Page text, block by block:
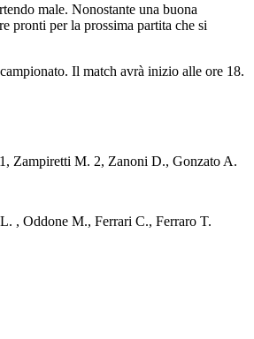
male. Nonostante una buona
pronti per la prossima partita che si
Il match avrà inizio alle ore 18.
Zampiretti M. 2, Zanoni D., Gonzato A.
, Oddone M., Ferrari C., Ferraro T.